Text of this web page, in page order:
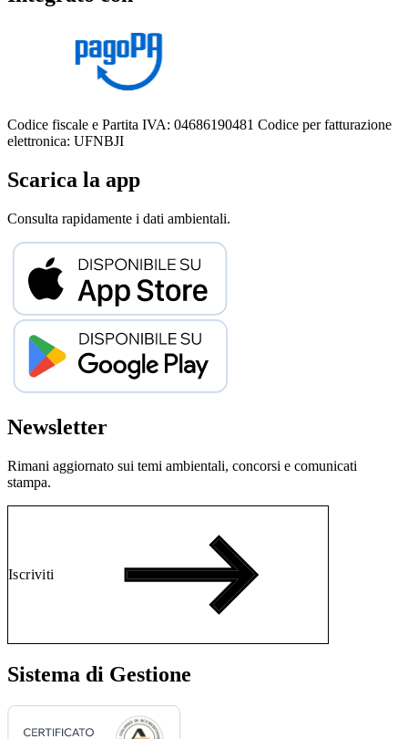
Codice fiscale e Partita IVA: 04686190481 Codice per fatturazione
elettronica: UFNBJI
Scarica la app
Consulta rapidamente i dati ambientali.
Newsletter
Rimani aggiornato sui temi ambientali, concorsi e comunicati
stampa.
Iscriviti
Sistema di Gestione